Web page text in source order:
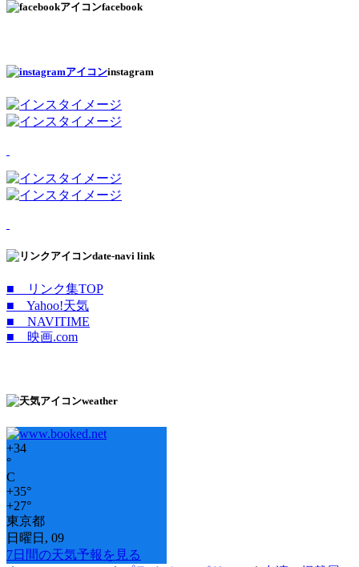
facebook
instagram
date-navi link
■ リンク集TOP
■ Yahoo!天気
■ NAVITIME
■ 映画.com
weather
+34
°
C
+35°
+27°
東京都
日曜日, 09
7日間の天気予報を見る